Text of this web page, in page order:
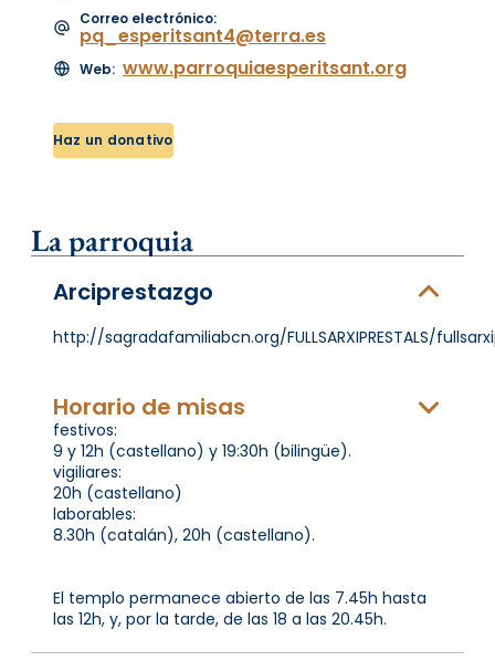
Correo electrónico:
pq_esperitsant4@terra.es
Web: www.parroquiaesperitsant.org
Haz un donativo
La parroquia
Arciprestazgo
http://sagradafamiliabcn.org/FULLSARXIPRESTALS/
Horario de misas
festivos:
9 y 12h (castellano) y 19:30h (bilingüe).
vigiliares:
20h (castellano)
laborables:
8.30h (catalán), 20h (castellano).
El templo permanece abierto de las 7.45h hasta
las 12h, y, por la tarde, de las 18 a las 20.45h.